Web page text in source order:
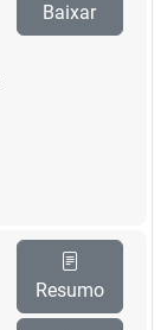
Baixar
Resumo